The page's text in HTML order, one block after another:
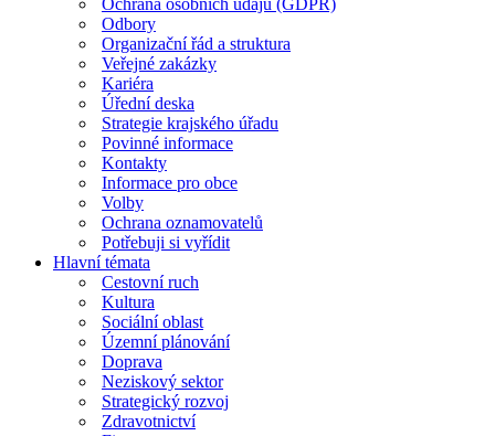
Ochrana osobních údajů (GDPR)
Odbory
Organizační řád a struktura
Veřejné zakázky
Kariéra
Úřední deska
Strategie krajského úřadu
Povinné informace
Kontakty
Informace pro obce
Volby
Ochrana oznamovatelů
Potřebuji si vyřídit
Hlavní témata
Cestovní ruch
Kultura
Sociální oblast
Územní plánování
Doprava
Neziskový sektor
Strategický rozvoj
Zdravotnictví